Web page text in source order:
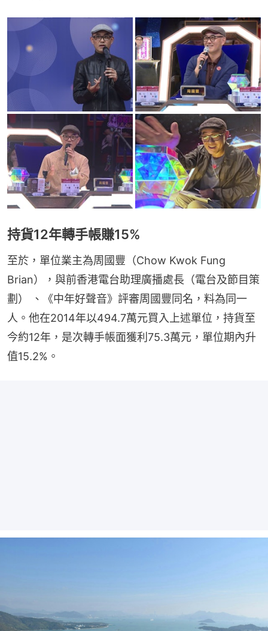
持貨12年轉手帳賺15%
至於，單位業主為周國豐（Chow Kwok Fung
Brian），與前香港電台助理廣播處長（電台及節目策
劃） 、《中年好聲音》評審周國豐同名，料為同一
人。他在2014年以494.7萬元買入上述單位，持貨至
今約12年，是次轉手帳面獲利75.3萬元，單位期內升
值15.2%。